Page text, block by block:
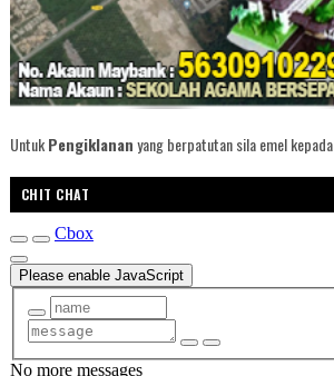
UntukPengiklananyang berpatutan sila emel kepada
CHIT CHAT